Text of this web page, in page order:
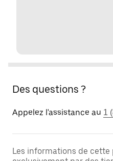
Des questions ?
Appelez l'assistance au 1
Les informations de